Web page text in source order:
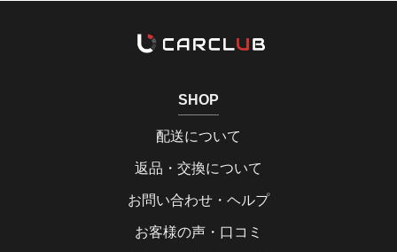
SHOP
配送について
返品・交換について
お問い合わせ・ヘルプ
お客様の声・口コミ